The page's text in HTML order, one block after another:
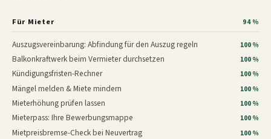
Für Mieter 94 %
Auszugsvereinbarung: Abfindung für den Auszug regeln 100 %
Balkonkraftwerk beim Vermieter durchsetzen 100 %
Kündigungsfristen-Rechner 100 %
Mängel melden & Miete mindern 100 %
Mieterhöhung prüfen lassen 100 %
Mieterpass: Ihre Bewerbungsmappe 100 %
Mietpreisbremse-Check bei Neuvertrag 100 %